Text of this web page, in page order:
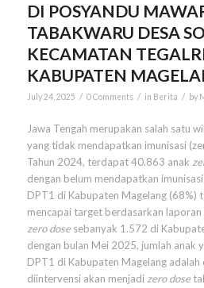
DI POSYANDU
TABAKWARU DESA
KECAMATAN
KABUPATEN
July 24, 2025 / 0 Comments / in Berita / by
Jawa Tengah merupakan salah satu
yang tidak mendapatkan imunisasi
Tahun 2024, terdapat 40.863 anak
dengan belum mendapatkan
DPT1 di Kabupaten Magelang (68%)
mencapai target berdasarkan laporan
zero dosesebanyak 1.572 di
dengan bulan Mei 2025, jumlah anak
DPT1 di Kabupaten Magelang
diintervensi akan menjadi zero dose